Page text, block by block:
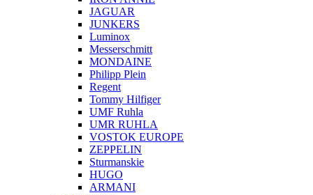
JAGUAR
JUNKERS
Luminox
Messerschmitt
MONDAINE
Philipp Plein
Regent
Tommy Hilfiger
UMF Ruhla
UMR RUHLA
VOSTOK EUROPE
ZEPPELIN
Sturmanskie
HUGO
ARMANI